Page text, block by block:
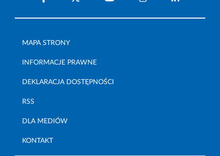
MAPA STRONY
INFORMACJE PRAWNE
DEKLARACJA DOSTĘPNOŚCI
RSS
DLA MEDIÓW
KONTAKT